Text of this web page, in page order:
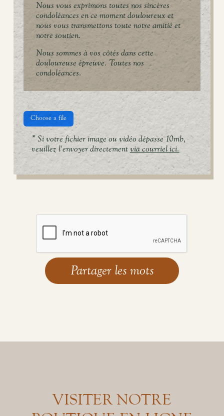
Nous vous exprimons toutes nos sincères
condoléances en ce moment douloureux et
nous vous transmettons toute notre amitié et
notre soutien.
Nous sommes à vos côtés dans cette
douloureuse épreuve. Toutes nos
condoléances.
Choose a file
* Si votre fichier image ou vidéo dépasse 10mb,
veuillez l'envoyer directement via courriel ici.
VISITER NOTRE